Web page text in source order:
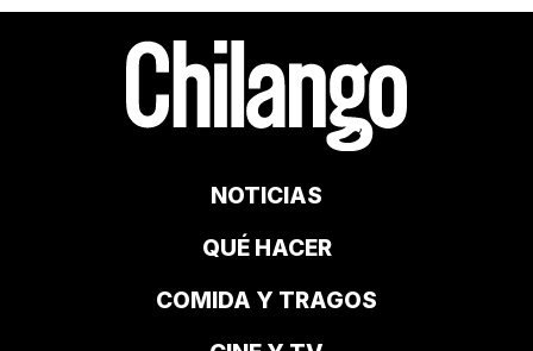
NOTICIAS
QUÉ HACER
COMIDA Y TRAGOS